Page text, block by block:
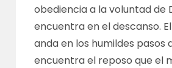
obediencia a la voluntad de
encuentra en el descanso.
anda en los humildes pasos
encuentra el reposo que el